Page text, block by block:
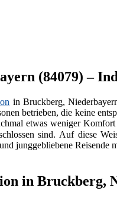
(84079) –
in Bruckberg,
betrieben, die keine
etwas weniger
sind. Auf diese
junggebliebene
in Bruckberg,